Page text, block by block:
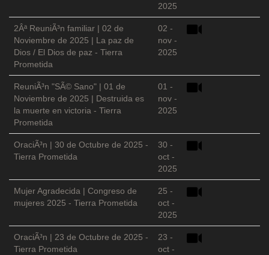
2025
2Âª ReuniÃ³n familiar | 02 de
Noviembre de 2025 | La paz de
Dios / El Dios de paz - Tierra
Prometida
02 -
nov -
2025
ReuniÃ³n "SÃ© Sano" | 01 de
Noviembre de 2025 | Destruida es
la muerte en victoria - Tierra
Prometida
01 -
nov -
2025
OraciÃ³n | 30 de Octubre de 2025 -
Tierra Prometida
30 -
oct -
2025
Mujer Agradecida | Congreso de
mujeres 2025 - Tierra Prometida
25 -
oct -
2025
OraciÃ³n | 23 de Octubre de 2025 -
Tierra Prometida
23 -
oct -